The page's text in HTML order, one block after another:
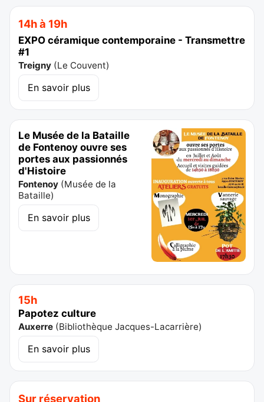
14h à 19h
EXPO céramique contemporaine - Transmettre
#1
Treigny (Le Couvent)
En savoir plus
Le Musée de la Bataille
de Fontenoy ouvre ses
portes aux passionnés
d'Histoire
Fontenoy (Musée de la
Bataille)
En savoir plus
15h
Papotez culture
Auxerre (Bibliothèque Jacques-Lacarrière)
En savoir plus
Sur réservation